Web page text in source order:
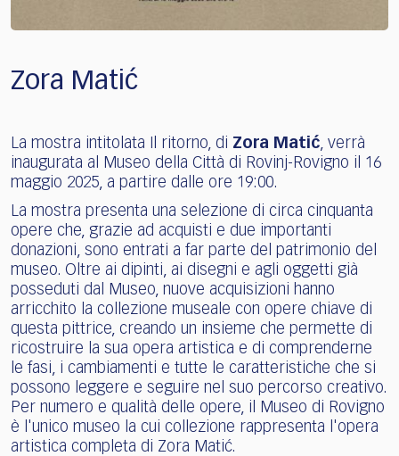
Zora Matić
La mostra intitolata Il ritorno, di Zora Matić, verrà
inaugurata al Museo della Città di Rovinj-Rovigno il 16
maggio 2025, a partire dalle ore 19:00.
La mostra presenta una selezione di circa cinquanta
opere che, grazie ad acquisti e due importanti
donazioni, sono entrati a far parte del patrimonio del
museo. Oltre ai dipinti, ai disegni e agli oggetti già
posseduti dal Museo, nuove acquisizioni hanno
arricchito la collezione museale con opere chiave di
questa pittrice, creando un insieme che permette di
ricostruire la sua opera artistica e di comprenderne
le fasi, i cambiamenti e tutte le caratteristiche che si
possono leggere e seguire nel suo percorso creativo.
Per numero e qualità delle opere, il Museo di Rovigno
è l'unico museo la cui collezione rappresenta l'opera
artistica completa di Zora Matić.